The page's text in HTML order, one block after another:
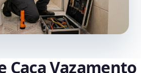
Caça Vazamento